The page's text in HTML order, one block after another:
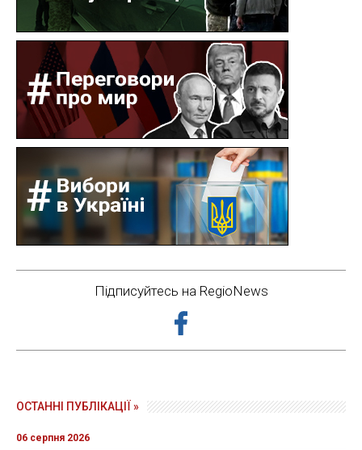
Підписуйтесь на RegioNews
ОСТАННІ ПУБЛІКАЦІЇ »
06 серпня 2026